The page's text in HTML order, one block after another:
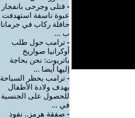
- قتلى وجرحى بانفجار
عبوة ناسفة استهدفت
حافلة ركاب في جرمانا
ب ...
- ترامب حول طلب
أوكرانيا صواريخ
باتريوت: نحن بحاجة
إليها أيضا ...
- ترامب يحظر السياحة
بهدف ولادة الأطفال
للحصول على الجنسية
في ...
- صفقة هرمز.. نفوذ